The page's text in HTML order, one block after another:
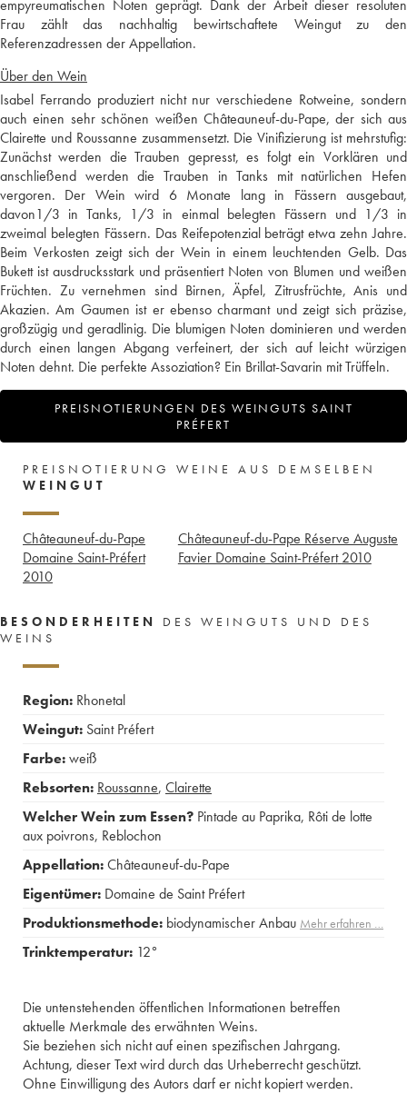
empyreumatischen Noten geprägt. Dank der Arbeit dieser resoluten
Frau zählt das nachhaltig bewirtschaftete Weingut zu den
Referenzadressen der Appellation.
Über den Wein
Isabel Ferrando produziert nicht nur verschiedene Rotweine, sondern
auch einen sehr schönen weißen Châteauneuf-du-Pape, der sich aus
Clairette und Roussanne zusammensetzt. Die Vinifizierung ist mehrstufig:
Zunächst werden die Trauben gepresst, es folgt ein Vorklären und
anschließend werden die Trauben in Tanks mit natürlichen Hefen
vergoren. Der Wein wird 6 Monate lang in Fässern ausgebaut,
davon1/3 in Tanks, 1/3 in einmal belegten Fässern und 1/3 in
zweimal belegten Fässern. Das Reifepotenzial beträgt etwa zehn Jahre.
Beim Verkosten zeigt sich der Wein in einem leuchtenden Gelb. Das
Bukett ist ausdrucksstark und präsentiert Noten von Blumen und weißen
Früchten. Zu vernehmen sind Birnen, Äpfel, Zitrusfrüchte, Anis und
Akazien. Am Gaumen ist er ebenso charmant und zeigt sich präzise,
großzügig und geradlinig. Die blumigen Noten dominieren und werden
durch einen langen Abgang verfeinert, der sich auf leicht würzigen
Noten dehnt. Die perfekte Assoziation? Ein Brillat-Savarin mit Trüffeln.
PREISNOTIERUNGEN DES WEINGUTS SAINT
PRÉFERT
PREISNOTIERUNG WEINE AUS DEMSELBEN
WEINGUT
Châteauneuf-du-Pape
Domaine Saint-Préfert
2010
Châteauneuf-du-Pape Réserve Auguste
Favier Domaine Saint-Préfert 2010
BESONDERHEITEN
DES WEINGUTS UND DES
WEINS
Region: Rhonetal
Weingut: Saint Préfert
Farbe:weiß
Rebsorten: Roussanne, Clairette
Welcher Wein zum Essen? Pintade au Paprika, Rôti de lotte
aux poivrons, Reblochon
Appellation:Châteauneuf-du-Pape
Eigentümer: Domaine de Saint Préfert
Produktionsmethode: biodynamischer Anbau Mehr erfahren …
Trinktemperatur: 12°
Die untenstehenden öffentlichen Informationen betreffen
aktuelle Merkmale des erwähnten Weins.
Sie beziehen sich nicht auf einen spezifischen Jahrgang.
Achtung, dieser Text wird durch das Urheberrecht geschützt.
Ohne Einwilligung des Autors darf er nicht kopiert werden.